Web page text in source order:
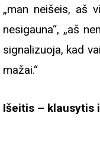
„man neišeis, aš
nesigauna“, „aš
signalizuoja, kad
mažai.“
Išeitis – klausytis